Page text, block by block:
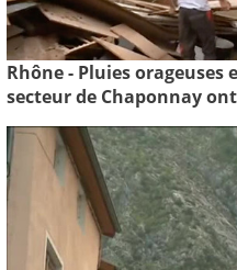
Rhône - Pluies
secteur de Chaponnay